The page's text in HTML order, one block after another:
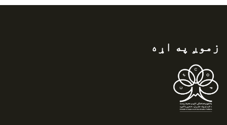
زموږ په اړه